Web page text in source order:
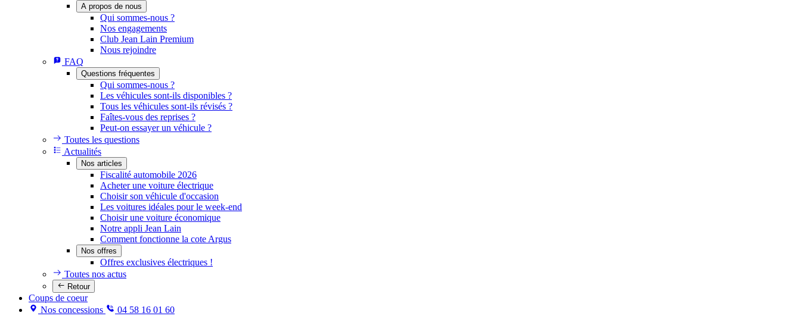
A propos de nous
Qui sommes-nous ?
Nos engagements
Club Jean Lain Premium
Nous rejoindre
FAQ
Questions fréquentes
Qui sommes-nous ?
Les véhicules sont-ils disponibles ?
Tous les véhicules sont-ils révisés ?
Faîtes-vous des reprises ?
Peut-on essayer un véhicule ?
Toutes les questions
Actualités
Nos articles
Fiscalité automobile 2026
Acheter une voiture électrique
Choisir son véhicule d'occasion
Les voitures idéales pour le week-end
Choisir une voiture économique
Notre appli Jean Lain
Comment fonctionne la cote Argus
Nos offres
Offres exclusives électriques !
Toutes nos actus
Retour
Coups de coeur
Nos concessions
04 58 16 01 60